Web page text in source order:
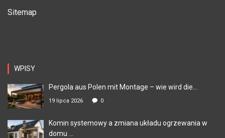
Sitemap
WPISY
Pergola aus Polen mit Montage – wie wird die...
19 lipca 2026 0
Komin systemowy a zmiana układu ogrzewania w
domu ...